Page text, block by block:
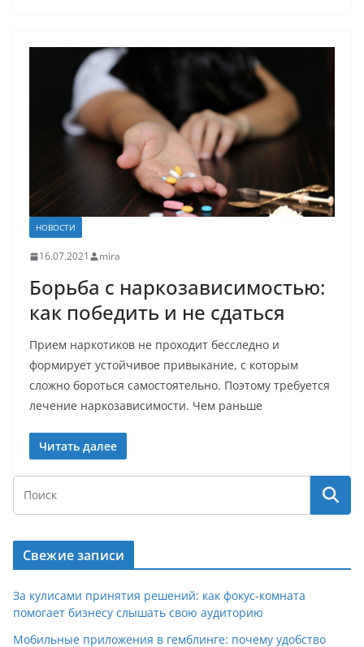
НОВОСТИ
16.07.2021 mira
Борьба с наркозависимостью:
как победить и не сдаться
Прием наркотиков не проходит бесследно и
формирует устойчивое привыкание, с которым
сложно бороться самостоятельно. Поэтому требуется
лечение наркозависимости. Чем раньше
Читать далее
Свежие записи
За кулисами принятия решений: как фокус-комната
помогает бизнесу слышать свою аудиторию
Мобильные приложения в гемблинге: почему удобство